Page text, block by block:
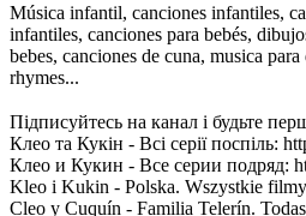
Música infantil, canciones infantiles,
infantiles, canciones para bebés,
bebes, canciones de cuna, musica
rhymes...
Підписуйтесь на канал і будьте
Клео та Кукін - Всі серії поспіль:
Клео и Кукин - Все серии подряд:
Kleo i Kukin - Polska. Wszystkie
Cleo y Cuquín - Familia Telerín. Todas